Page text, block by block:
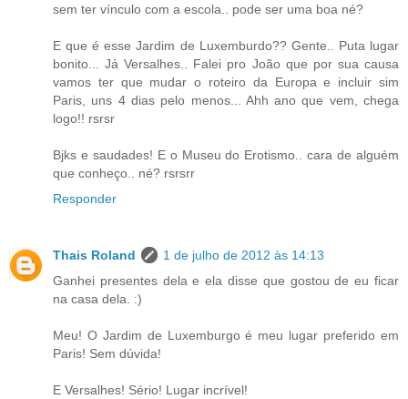
sem ter vínculo com a escola.. pode ser uma boa né?
E que é esse Jardim de Luxemburdo?? Gente.. Puta lugar
bonito... Já Versalhes.. Falei pro João que por sua causa
vamos ter que mudar o roteiro da Europa e incluir sim
Paris, uns 4 dias pelo menos... Ahh ano que vem, chega
logo!! rsrsr
Bjks e saudades! E o Museu do Erotismo.. cara de alguém
que conheço.. né? rsrsrr
Responder
Thais Roland
1 de julho de 2012 às 14:13
Ganhei presentes dela e ela disse que gostou de eu ficar
na casa dela. :)
Meu! O Jardim de Luxemburgo é meu lugar preferido em
Paris! Sem dúvida!
E Versalhes! Sério! Lugar incrível!